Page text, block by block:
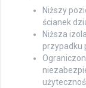
Niższy
ścianek
Niższa
przypadku